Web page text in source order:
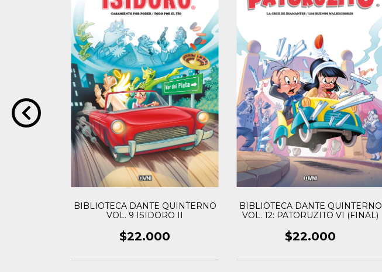
BIBLIOTECA DANTE QUINTERNO
VOL. 9 ISIDORO II
$22.000
BIBLIOTECA DANTE QUINTERNO
VOL. 12: PATORUZITO VI (FINAL)
$22.000